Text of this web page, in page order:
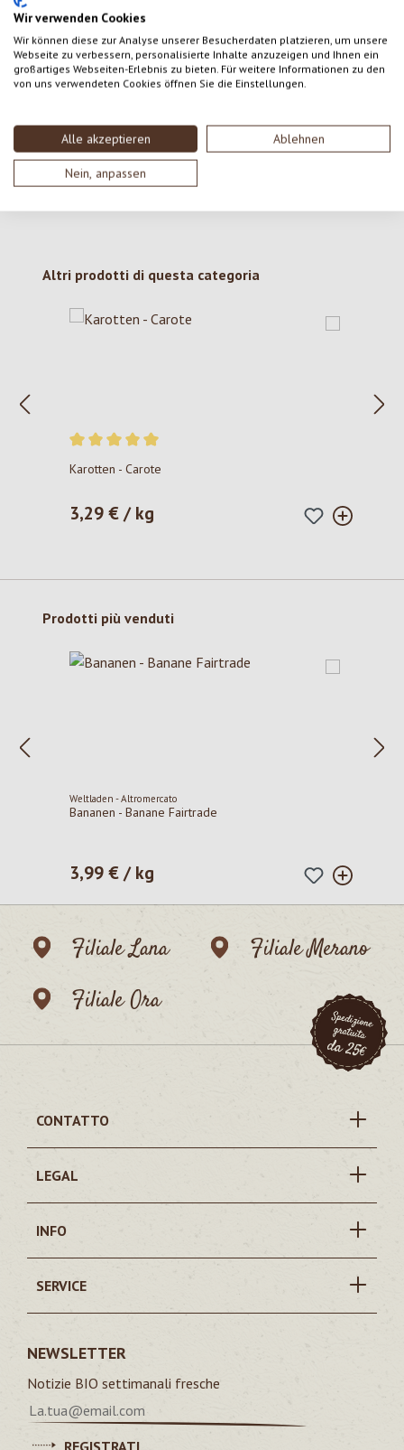
Wir verwenden Cookies
Wir können diese zur Analyse unserer Besucherdaten platzieren, um unsere
Webseite zu verbessern, personalisierte Inhalte anzuzeigen und Ihnen ein
großartiges Webseiten-Erlebnis zu bieten. Für weitere Informationen zu den
von uns verwendeten Cookies öffnen Sie die Einstellungen.
Alle akzeptieren Ablehnen
Nein, anpassen
Visualizza le valutazioni solo nella lingua corrente.
con gli altri.
Salta la galleria dei prodotti
Altri prodotti di questa categoria
Valutazione media di 5 su 5 stelle
Karotten - Carote
Prezzo normale:
3,29 € / kg
Salta la galleria dei prodotti
Prodotti più venduti
Weltladen - Altromercato
Bananen - Banane Fairtrade
Prezzo normale:
3,99 € / kg
Filiale Lana
Filiale Merano
Filiale Ora
CONTATTO
LEGAL
INFO
SERVICE
NEWSLETTER
Notizie BIO settimanali fresche